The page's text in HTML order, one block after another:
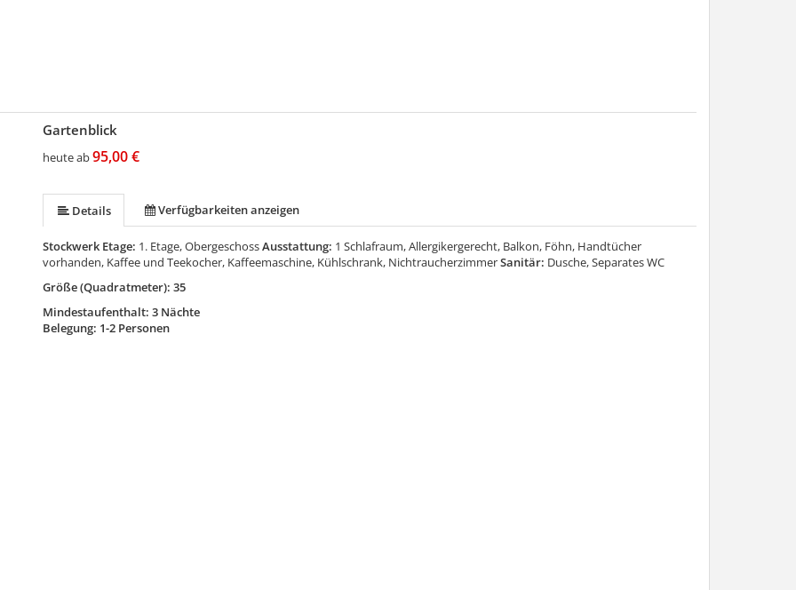
Gartenblick
heute ab95,00 €
Details Verfügbarkeiten anzeigen
Stockwerk Etage: 1. Etage, ObergeschossAusstattung: 1 Schlafraum, Allergikergerecht, Balkon, Föhn, Handtücher
vorhanden, Kaffee und Teekocher, Kaffeemaschine, Kühlschrank, NichtraucherzimmerSanitär: Dusche, Separates WC
Größe (Quadratmeter): 35
Mindestaufenthalt: 3 Nächte
Belegung: 1-2 Personen